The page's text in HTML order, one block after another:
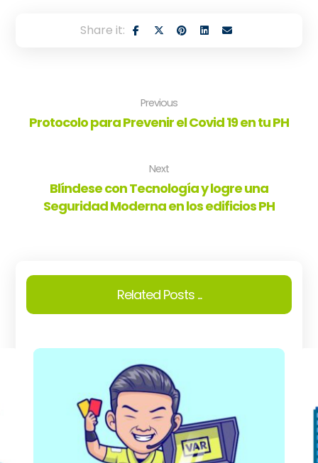
Previous
Protocolo para Prevenir el Covid 19 en tu PH
Next
Blíndese con Tecnología y logre una
Seguridad Moderna en los edificios PH
Related Posts ...